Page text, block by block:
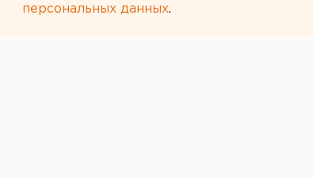
персональных данных.